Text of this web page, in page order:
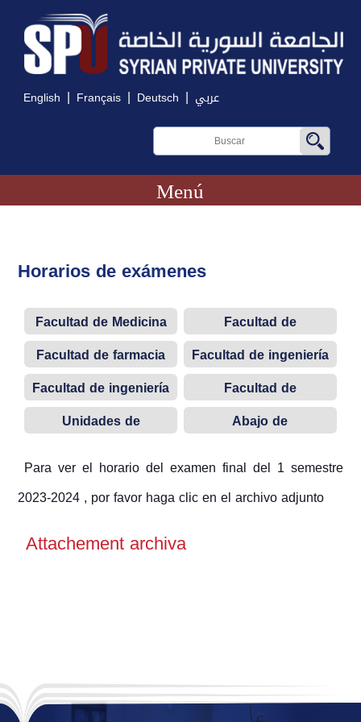
English | Français | Deutsch | عربي
Menú
Horarios de exámenes
Facultad de Medicina
Facultad de
odontología
Facultad de farmacia
Facultad de ingeniería
de la informática
Facultad de ingeniería
de petróleo
Facultad de
administración de
empresa
Unidades de
universitarias
Abajo de
Para ver el horario del examen final del 1 semestre
2023-2024 , por favor haga clic en el archivo adjunto
Attachement archiva